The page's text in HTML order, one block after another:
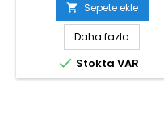
 Sepete ekle
Daha fazla
 Stokta VAR